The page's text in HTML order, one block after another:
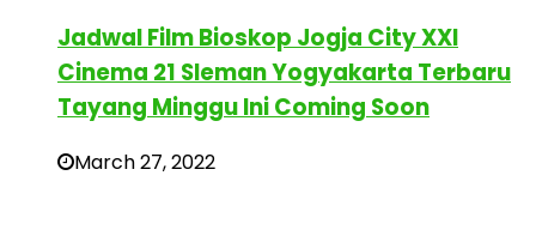
Jadwal Film Bioskop Jogja City XXI
Cinema 21 Sleman Yogyakarta Terbaru
Tayang Minggu Ini Coming Soon
March 27, 2022